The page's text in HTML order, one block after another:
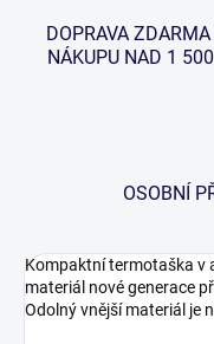
DOPRAVA ZDARMA
NÁKUPU NAD 1
OSOBNÍ
Kompaktní termotaška v
materiál nové generace
Odolný vnější materiál je